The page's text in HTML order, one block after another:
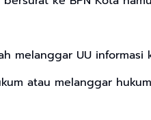
melanggar UU informasi
atau melanggar